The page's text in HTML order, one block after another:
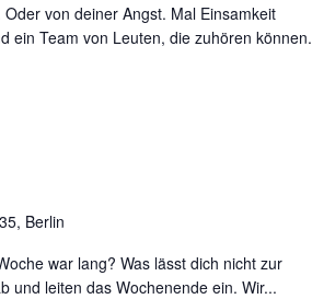
von deiner Angst. Mal Einsamkeit
ein Team von Leuten, die zuhören können.
Berlin
war lang? Was lässt dich nicht zur
und leiten das Wochenende ein. Wir...